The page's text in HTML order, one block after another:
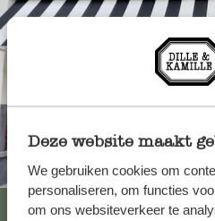
Deze website maakt
We gebruiken cookies om
personaliseren, om functies
om ons websiteverkeer te
Altijd in de
Bekijk alle 62 winkels